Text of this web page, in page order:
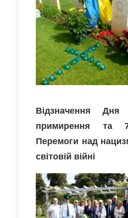
Відзначення Дня
примирення та
Перемоги над
світовій війні